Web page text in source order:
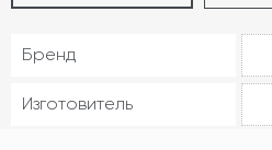
Бренд
Изготовитель